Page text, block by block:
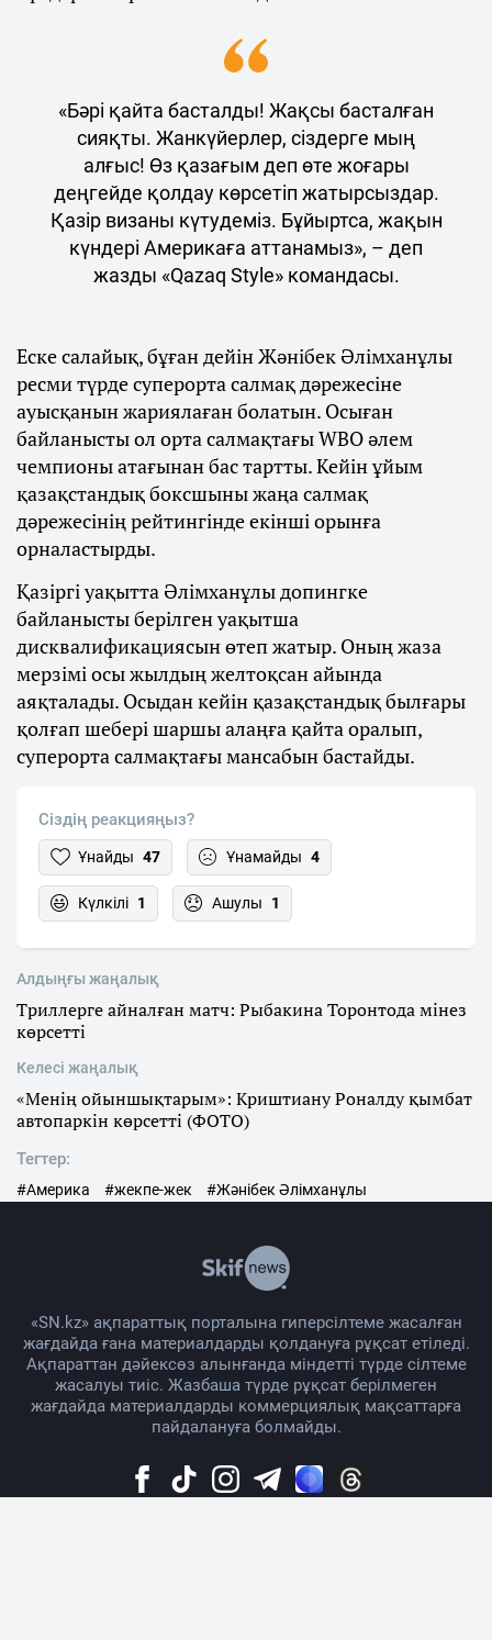
«Бәрі қайта басталды! Жақсы басталған
сияқты. Жанкүйерлер, сіздерге мың
алғыс! Өз қазағым деп өте жоғары
деңгейде қолдау көрсетіп жатырсыздар.
Қазір визаны күтудеміз. Бұйыртса, жақын
күндері Америкаға аттанамыз», – деп
жазды «Qazaq Style» командасы.
Еске салайық, бұған дейін Жәнібек Әлімханұлы
ресми түрде суперорта салмақ дәрежесіне
ауысқанын жариялаған болатын. Осыған
байланысты ол орта салмақтағы WBO әлем
чемпионы атағынан бас тартты. Кейін ұйым
қазақстандық боксшыны жаңа салмақ
дәрежесінің рейтингінде екінші орынға
орналастырды.
Қазіргі уақытта Әлімханұлы допингке
байланысты берілген уақытша
дисквалификациясын өтеп жатыр. Оның жаза
мерзімі осы жылдың желтоқсан айында
аяқталады. Осыдан кейін қазақстандық былғары
қолғап шебері шаршы алаңға қайта оралып,
суперорта салмақтағы мансабын бастайды.
Сіздің реакцияңыз?
Ұнайды 47 Ұнамайды 4
Күлкілі 1 Ашулы 1
Алдыңғы жаңалық
Триллерге айналған матч: Рыбакина Торонтода мінез
көрсетті
Келесі жаңалық
«Менің ойыншықтарым»: Криштиану Роналду қымбат
автопаркін көрсетті (ФОТО)
Тегтер:
#Америка #жекпе-жек #Жәнібек Әлімханұлы
«SN.kz» ақпараттық порталына гиперсілтеме жасалған
жағдайда ғана материалдарды қолдануға рұқсат етіледі.
Ақпараттан дәйексөз алынғанда міндетті түрде сілтеме
жасалуы тиіс. Жазбаша түрде рұқсат берілмеген
жағдайда материалдарды коммерциялық мақсаттарға
пайдалануға болмайды.